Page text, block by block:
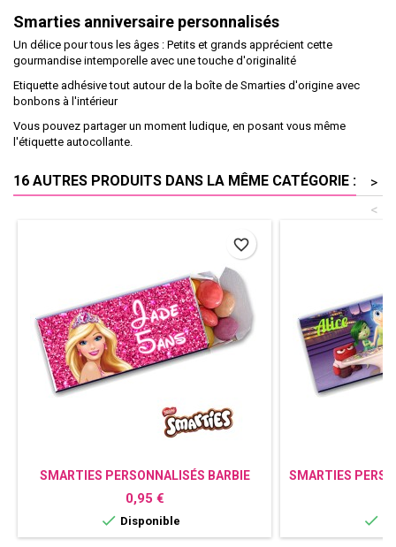
Smarties anniversaire personnalisés
Un délice pour tous les âges : Petits et grands apprécient cette
gourmandise intemporelle avec une touche d'originalité
Etiquette adhésive tout autour de la boîte de Smarties d'origine avec
bonbons à l'intérieur
Vous pouvez partager un moment ludique, en posant vous même
l'étiquette autocollante.
16 AUTRES PRODUITS DANS LA MÊME CATÉGORIE :
>
<
SMARTIES PERSONNALISÉS BARBIE
Prix
0,95 €
 Disponible
favorite_border
SMARTIES
